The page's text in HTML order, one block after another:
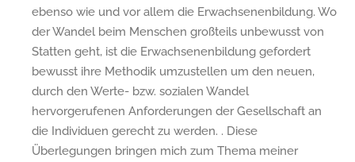
ebenso wie und vor allem die Erwachsenenbildung. Wo
der Wandel beim Menschen großteils unbewusst von
Statten geht, ist die Erwachsenenbildung gefordert
bewusst ihre Methodik umzustellen um den neuen,
durch den Werte- bzw. sozialen Wandel
hervorgerufenen Anforderungen der Gesellschaft an
die Individuen gerecht zu werden. . Diese
Überlegungen bringen mich zum Thema meiner